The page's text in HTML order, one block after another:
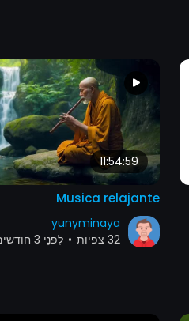
11:54:59
Musica relajante
yunyminaya
32 צפיות
• לִפנֵי 3 חודשים